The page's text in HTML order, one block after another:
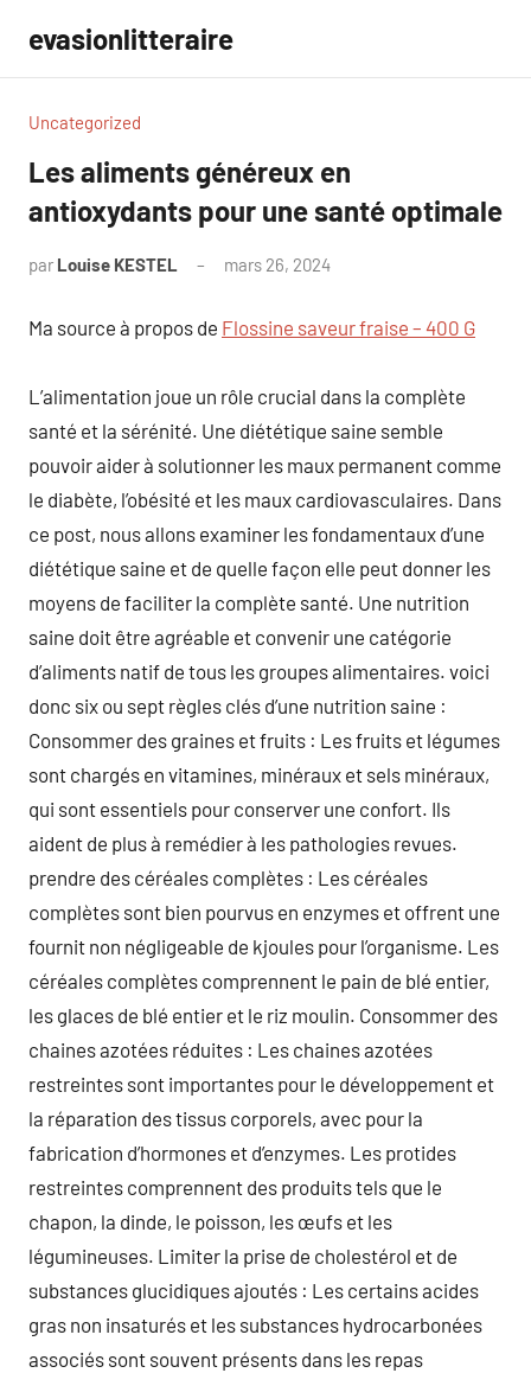
contenu
evasionlitteraire
Uncategorized
Les aliments généreux en
antioxydants pour une santé optimale
par Louise KESTEL mars 26, 2024
Ma source à propos de Flossine saveur fraise – 400 G
L’alimentation joue un rôle crucial dans la complète
santé et la sérénité. Une diététique saine semble
pouvoir aider à solutionner les maux permanent comme
le diabète, l’obésité et les maux cardiovasculaires. Dans
ce post, nous allons examiner les fondamentaux d’une
diététique saine et de quelle façon elle peut donner les
moyens de faciliter la complète santé. Une nutrition
saine doit être agréable et convenir une catégorie
d’aliments natif de tous les groupes alimentaires. voici
donc six ou sept règles clés d’une nutrition saine :
Consommer des graines et fruits : Les fruits et légumes
sont chargés en vitamines, minéraux et sels minéraux,
qui sont essentiels pour conserver une confort. Ils
aident de plus à remédier à les pathologies revues.
prendre des céréales complètes : Les céréales
complètes sont bien pourvus en enzymes et offrent une
fournit non négligeable de kjoules pour l’organisme. Les
céréales complètes comprennent le pain de blé entier,
les glaces de blé entier et le riz moulin. Consommer des
chaines azotées réduites : Les chaines azotées
restreintes sont importantes pour le développement et
la réparation des tissus corporels, avec pour la
fabrication d’hormones et d’enzymes. Les protides
restreintes comprennent des produits tels que le
chapon, la dinde, le poisson, les œufs et les
légumineuses. Limiter la prise de cholestérol et de
substances glucidiques ajoutés : Les certains acides
gras non insaturés et les substances hydrocarbonées
associés sont souvent présents dans les repas